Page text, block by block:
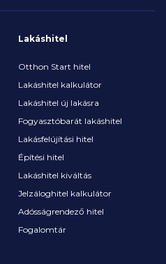
Lakáshitel
Otthon Start hitel
Lakáshitel kalkulátor
Lakáshitel új lakásra
Fogyasztóbarát lakáshitel
Lakásfelújítási hitel
Építési hitel
Lakáshitel kiváltás
Jelzáloghitel kalkulátor
Adósságrendező hitel
Fogalomtár